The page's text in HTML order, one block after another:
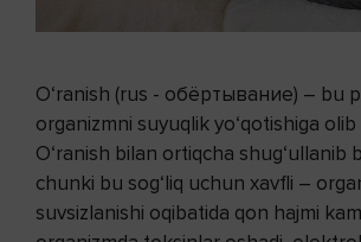
O‘ranish (rus - обёртывание) – bu
organizmni suyuqlik yo‘qotishiga olib
O‘ranish bilan ortiqcha shug‘ullanib
chunki bu sog‘liq uchun xavfli –
suvsizlanishi oqibatida qon hajmi